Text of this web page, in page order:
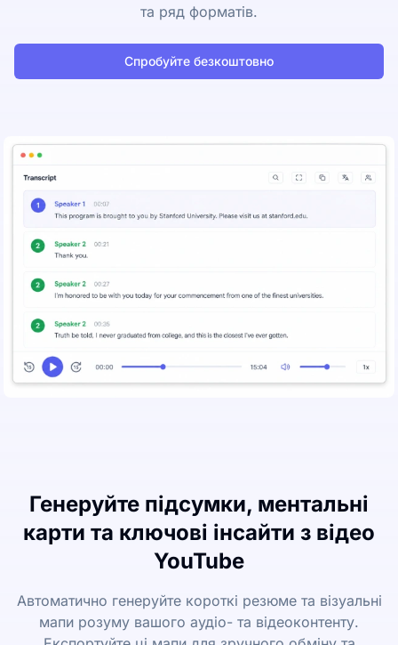
та ряд форматів.
Спробуйте безкоштовно
Генеруйте підсумки, ментальні
карти та ключові інсайти з відео
YouTube
Автоматично генеруйте короткі резюме та візуальні
мапи розуму вашого аудіо- та відеоконтенту.